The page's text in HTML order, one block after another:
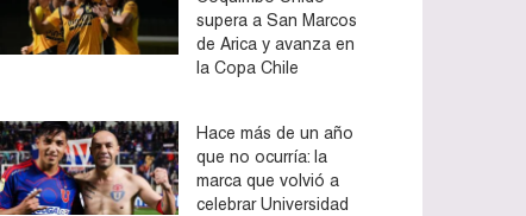
supera a San Marcos
de Arica y avanza en
la Copa Chile
Hace más de un año
que no ocurría: la
marca que volvió a
celebrar Universidad